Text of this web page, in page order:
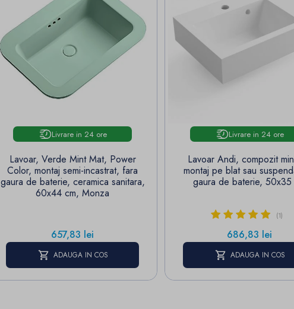
Livrare in 24 ore
Lavoar, Verde Mint Mat, Power
Color, montaj semi-incastrat, fara
gaura de baterie, ceramica sanitara,
60x44 cm, Monza
Pret
657,83 lei
ADAUGA IN COS
Livrare in 24 ore
Lavoar Andi, compozit
montaj pe blat sau
gaura de baterie, 50x35
(1)
Pret
686,83 lei
ADAUGA IN COS